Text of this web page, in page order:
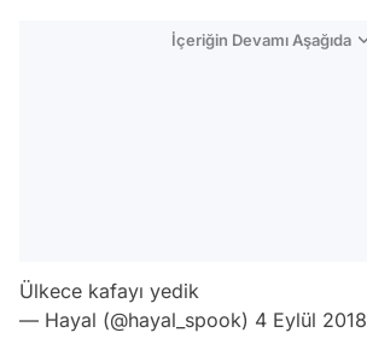
İçeriğin Devamı Aşağıda
Ülkece kafayı yedik
— Hayal (@hayal_spook) 4 Eylül 2018